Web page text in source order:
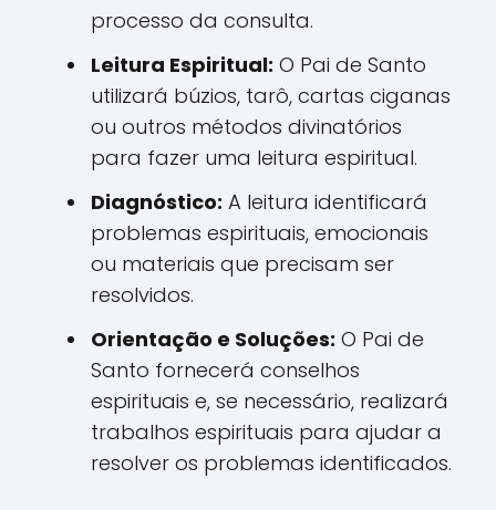
processo da consulta.
Leitura Espiritual: O Pai de Santo
utilizará búzios, tarô, cartas ciganas
ou outros métodos divinatórios
para fazer uma leitura espiritual.
Diagnóstico: A leitura identificará
problemas espirituais, emocionais
ou materiais que precisam ser
resolvidos.
Orientação e Soluções: O Pai de
Santo fornecerá conselhos
espirituais e, se necessário, realizará
trabalhos espirituais para ajudar a
resolver os problemas identificados.